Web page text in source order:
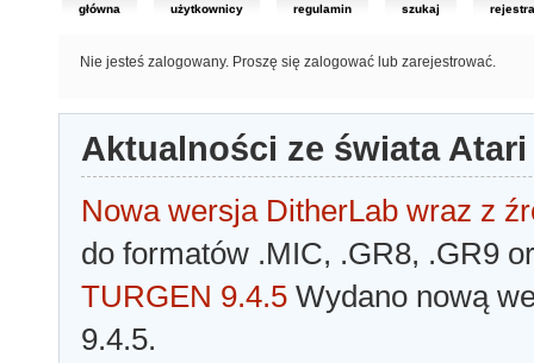
główna użytkownicy regulamin szukaj
Nie jesteś zalogowany. Proszę się zalogować lub zarejestrować.
Aktualności ze świata Atari
Nowa wersja DitherLab wraz z
do formatów .MIC, .GR8, .GR9
TURGEN 9.4.5 Wydano nową
9.4.5.